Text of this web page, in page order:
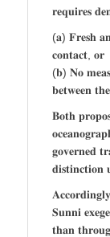
𝐫𝐞𝐪𝐮𝐢𝐫𝐞𝐬
(𝐚) 𝐅𝐫𝐞𝐬𝐡
𝐜𝐨𝐧𝐭𝐚𝐜𝐭, 𝐨𝐫
(𝐛) 𝐍𝐨
𝐛𝐞𝐭𝐰𝐞𝐞𝐧
𝐁𝐨𝐭𝐡
𝐠𝐨𝐯𝐞𝐫𝐧𝐞𝐝
𝐝𝐢𝐬𝐭𝐢𝐧𝐜𝐭𝐢𝐨𝐧
𝐒𝐮𝐧𝐧𝐢
𝐭𝐡𝐚𝐧